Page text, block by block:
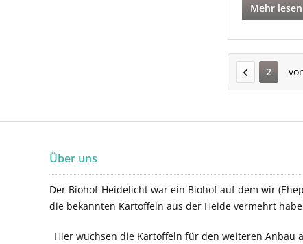
Mehr lesen
2
Über uns
Der Biohof-Heidelicht war ein Biohof auf dem wir
die bekannten Kartoffeln aus der Heide vermehrt
Hier wuchsen die Kartoffeln für den weiteren Anbau